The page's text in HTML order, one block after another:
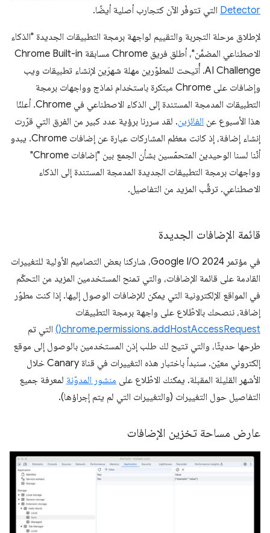
Detector التي تتوفّر الآن كتجارب أصلية أيضًا.
لإطلاق مرحلة التجربة والتقييم لواجهة برمجة التطبيقات الجديدة "الذكاء
الاصطناعي المضمَّن"، أطلق فريق Chrome مسابقة Chrome Built-in
AI Challenge. أُتيحت للمطوّرين مهلة شهرَين لإنشاء تطبيقات ويب
وإضافات على Chrome مبتكرة باستخدام نماذج وواجهات برمجة
التطبيقات المدمجة المستندة إلى الذكاء الاصطناعي في Chrome. أعلنّا
هذا الأسبوع عن الفائزين. لقد سررنا برؤية عدد كبير من الفرق التي قرّرت
إنشاء إضافة، إذ كانت معظم المشاركات عبارة عن إضافات Chrome. يبدو
أنّنا لسنا الوحيدين المتحمّسين بشأن الجمع بين "إضافات Chrome"
وواجهات برمجة التطبيقات الجديدة المدمجة المستندة إلى الذكاء
الاصطناعي. ترقَّب المزيد من التفاصيل.
قائمة الإضافات الجديدة
في مؤتمر Google I/O 2024، شاركنا بعض التصاميم الأولية للتغييرات
القادمة على قائمة الإضافات، والتي تمنح المستخدمين المزيد من التحكّم
في المواقع الإلكترونية التي يمكن للإضافات الوصول إليها. إذا كنت مطوّر
إضافة، ننصحك بالاطّلاع على واجهة برمجة التطبيقات
chrome.permissions.addHostAccessRequest()
التي تم
طرحها حديثًا، والتي تتيح لك طلب إذن المستخدمين بالوصول إلى موقع
إلكتروني معيّن. سنبدأ باختبار هذه التغييرات في قناة Canary خلال
الأشهر القليلة المقبلة. يمكنك الاطّلاع على منشور المدوّنة لمعرفة جميع
التفاصيل حول التغييرات (والتغييرات التي لم يتم إجراؤها).
عارض مساحة تخزين الإضافات